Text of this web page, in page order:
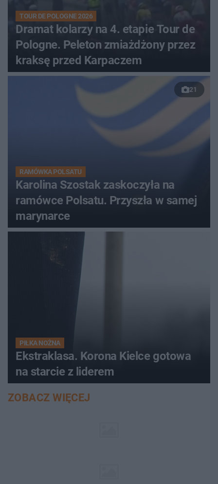
TOUR DE POLOGNE 2026
Dramat kolarzy na 4. etapie Tour de
Pologne. Peleton zmiażdżony przez
kraksę przed Karpaczem
21
RAMÓWKA POLSATU
Karolina Szostak zaskoczyła na
ramówce Polsatu. Przyszła w samej
marynarce
PIŁKA NOŻNA
Ekstraklasa. Korona Kielce gotowa
na starcie z liderem
ZOBACZ WIĘCEJ